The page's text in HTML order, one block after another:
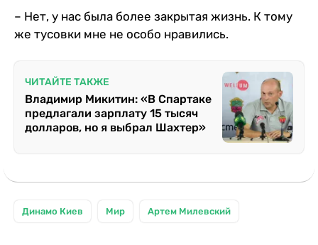
– Нет, у нас была более закрытая жизнь. К тому
же тусовки мне не особо нравились.
ЧИТАЙТЕ ТАКЖЕ
Владимир Микитин: «В Спартаке
предлагали зарплату 15 тысяч
долларов, но я выбрал Шахтер»
Динамо Киев Мир Артем Милевский